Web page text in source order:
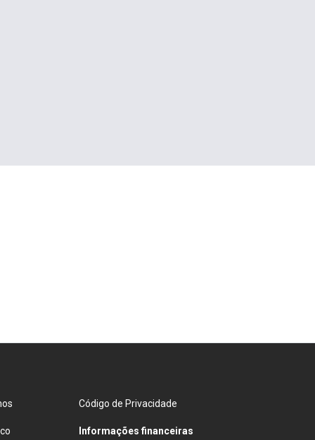
Código de Privacidade
Informações financeiras